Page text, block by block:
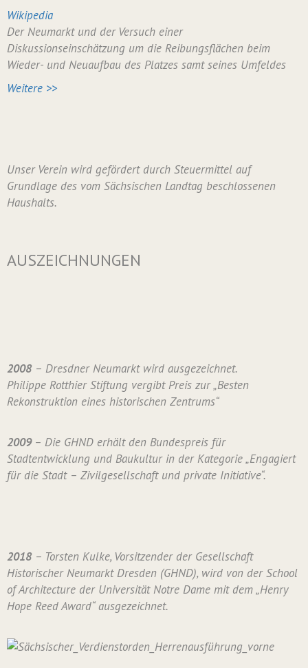
Wikipedia
Der Neumarkt und der Versuch einer
Diskussionseinschätzung um die Reibungsflächen beim
Wieder- und Neuaufbau des Platzes samt seines Umfeldes
Weitere >>
Unser Verein wird gefördert durch Steuermittel auf
Grundlage des vom Sächsischen Landtag beschlossenen
Haushalts.
AUSZEICHNUNGEN
2008– Dresdner Neumarkt wird ausgezeichnet.
Philippe Rotthier Stiftung vergibt Preis zur „Besten
Rekonstruktion eines historischen Zentrums“
2009 – Die GHND erhält den Bundespreis für
Stadtentwicklung und Baukultur in der Kategorie „Engagiert
für die Stadt – Zivilgesellschaft und private Initiative“.
2018– Torsten Kulke, Vorsitzender der Gesellschaft
Historischer Neumarkt Dresden (GHND), wird von der School
of Architecture der Universität Notre Dame mit dem „Henry
Hope Reed Award“ ausgezeichnet.